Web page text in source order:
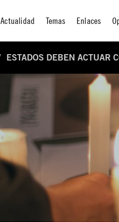
Actualidad Temas Enlaces
ESTADOS DEBEN ACTUAR